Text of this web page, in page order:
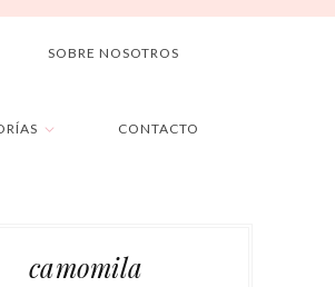
SOBRE NOSOTROS
CONTACTO
camomila